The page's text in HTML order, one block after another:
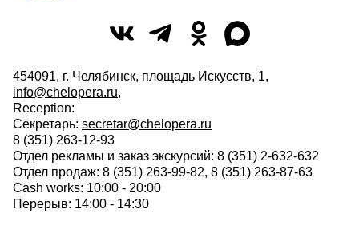
454091, г. Челябинск, площадь Искусств, 1,
info@chelopera.ru,
Reception:
Секретарь: secretar@chelopera.ru
8 (351) 263-12-93
Отдел рекламы и заказ экскурсий: 8 (351) 2-632-632
Отдел продаж: 8 (351) 263-99-82, 8 (351) 263-87-63
Cash works: 10:00 - 20:00
Перерыв: 14:00 - 14:30